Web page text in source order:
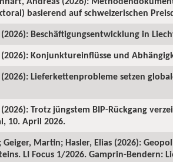
basierend auf schweizerischen
Beschäftigungsentwicklung in
Konjunktureinflüsse und
Lieferkettenprobleme setzen
Trotz jüngstem BIP-Rückgang
10. April 2026.
Martin; Hasler, Elias (2026):
LI Focus 1/2026. Gamprin-Bendern: